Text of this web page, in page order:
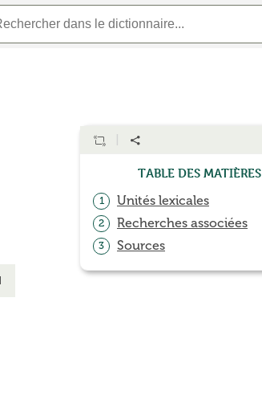
Table des matières
1 Unités lexicales
2 Recherches associées
3 Sources